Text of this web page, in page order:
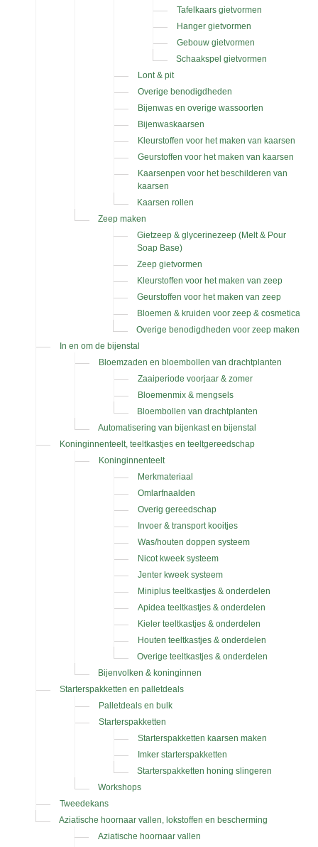
Tafelkaars gietvormen
Hanger gietvormen
Gebouw gietvormen
Schaakspel gietvormen
Lont & pit
Overige benodigdheden
Bijenwas en overige wassoorten
Bijenwaskaarsen
Kleurstoffen voor het maken van kaarsen
Geurstoffen voor het maken van kaarsen
Kaarsenpen voor het beschilderen van
kaarsen
Kaarsen rollen
Zeep maken
Gietzeep & glycerinezeep (Melt & Pour
Soap Base)
Zeep gietvormen
Kleurstoffen voor het maken van zeep
Geurstoffen voor het maken van zeep
Bloemen & kruiden voor zeep & cosmetica
Overige benodigdheden voor zeep maken
In en om de bijenstal
Bloemzaden en bloembollen van drachtplanten
Zaaiperiode voorjaar & zomer
Bloemenmix & mengsels
Bloembollen van drachtplanten
Automatisering van bijenkast en bijenstal
Koninginnenteelt, teeltkastjes en teeltgereedschap
Koninginnenteelt
Merkmateriaal
Omlarfnaalden
Overig gereedschap
Invoer & transport kooitjes
Was/houten doppen systeem
Nicot kweek systeem
Jenter kweek systeem
Miniplus teeltkastjes & onderdelen
Apidea teeltkastjes & onderdelen
Kieler teeltkastjes & onderdelen
Houten teeltkastjes & onderdelen
Overige teeltkastjes & onderdelen
Bijenvolken & koninginnen
Starterspakketten en palletdeals
Palletdeals en bulk
Starterspakketten
Starterspakketten kaarsen maken
Imker starterspakketten
Starterspakketten honing slingeren
Workshops
Tweedekans
Aziatische hoornaar vallen, lokstoffen en bescherming
Aziatische hoornaar vallen